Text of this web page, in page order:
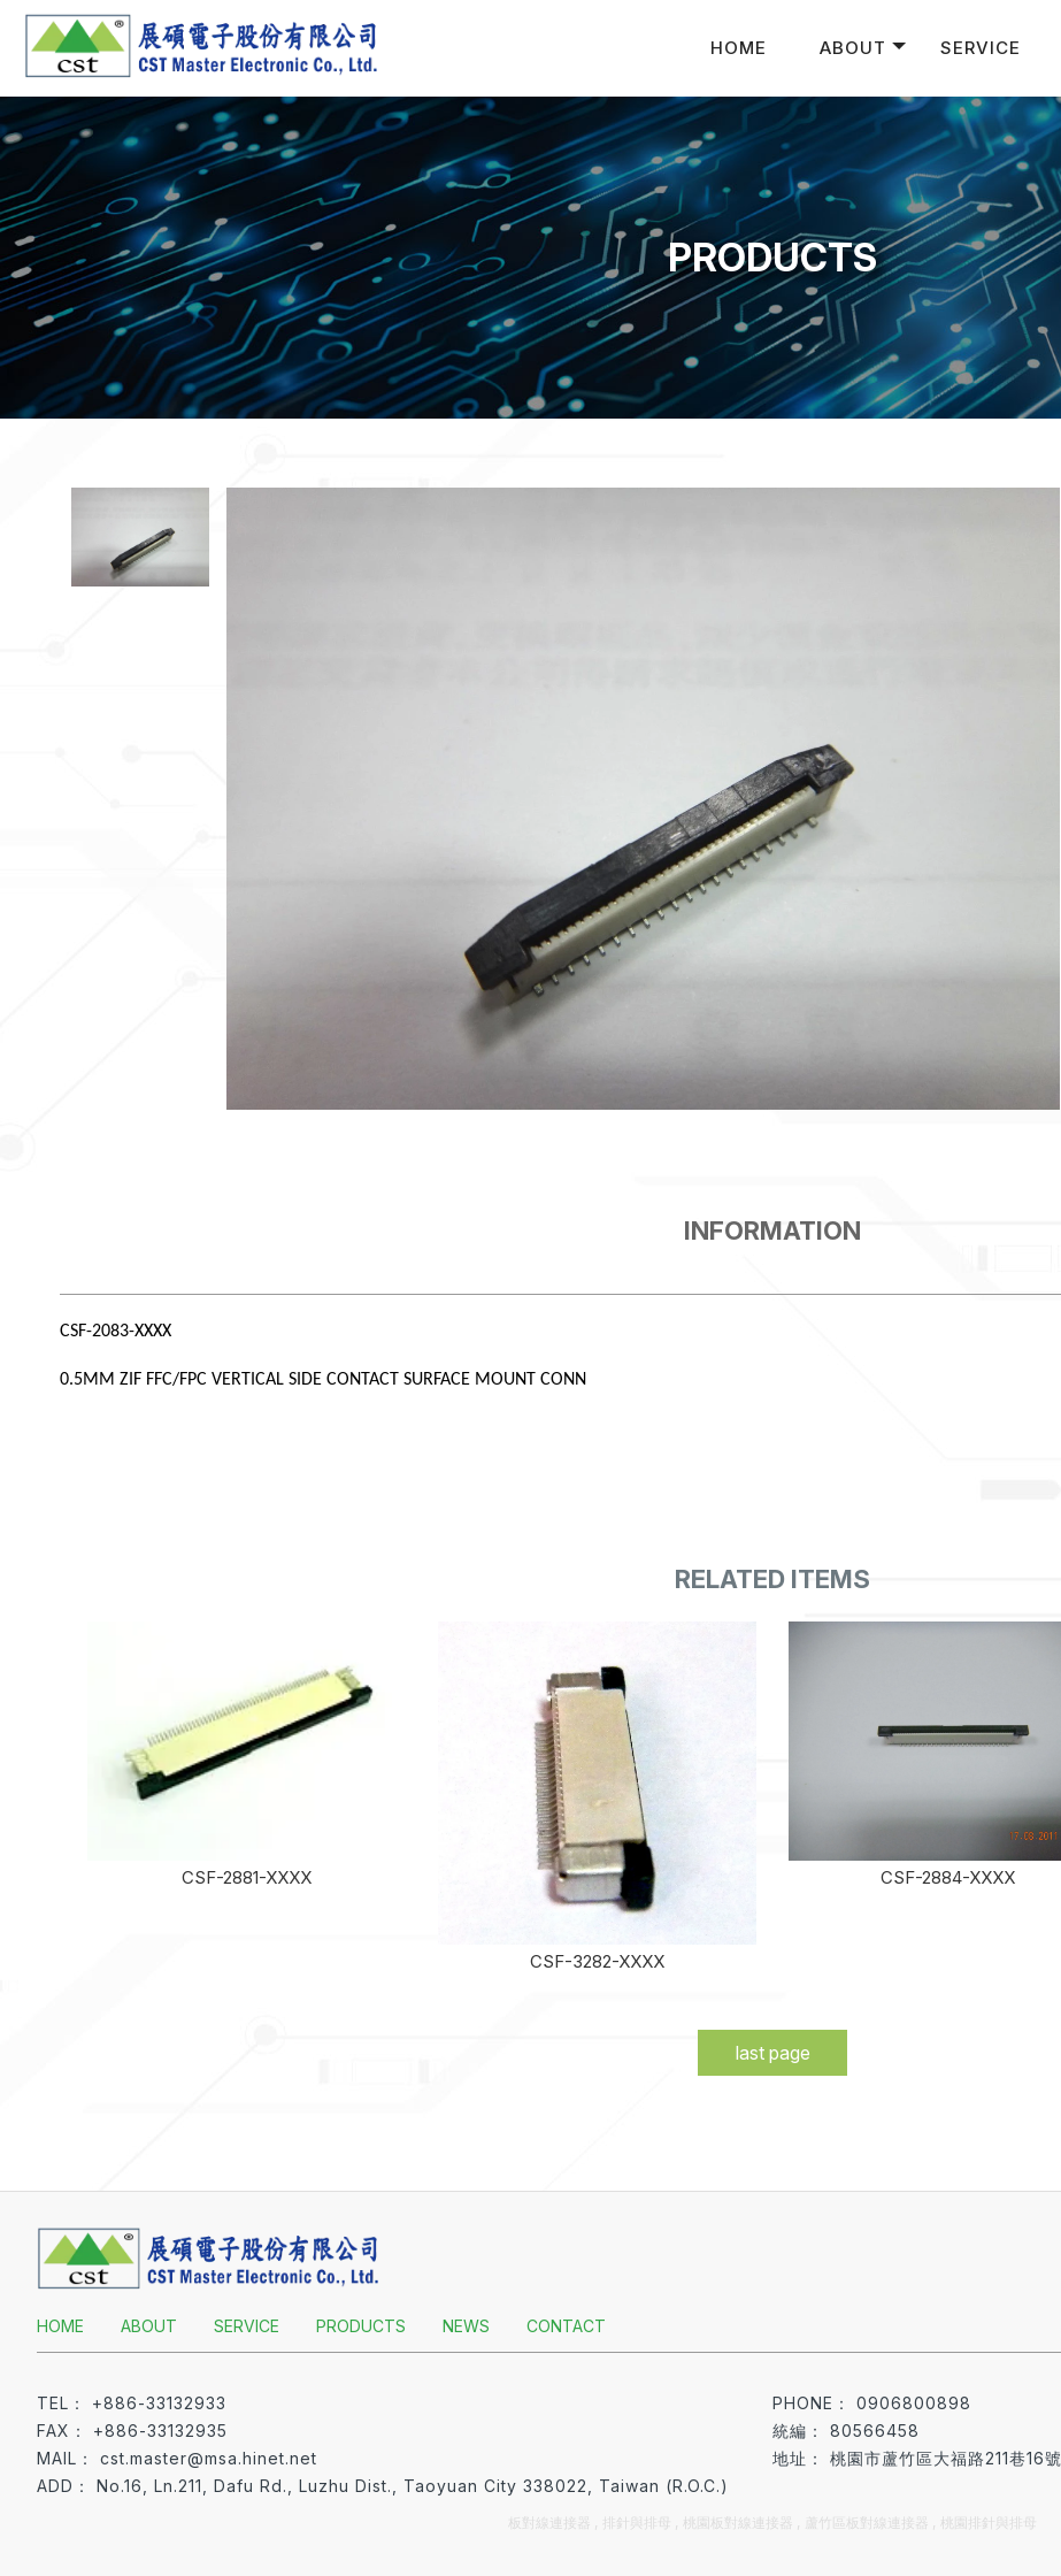
HOME ABOUT SERVICE
PRODUCTS
CSF-2083-XXXX
0.5MM ZIF FFC/FPC VERTICAL SIDE CONTACT SURFACE MOUNT CONN
CSF-2881-XXXX
CSF-3282-XXXX
CSF-2884-XXXX
last page
+886-33132933
0906800898
+886-33132935
80566458
cst.master@msa.hinet.net
桃園市蘆竹區大福路211巷16號
No.16, Ln.211, Dafu Rd., Luzhu Dist., Taoyuan City 338022, Taiwan (R.O.C.)
HOME ABOUT SERVICE PRODUCTS NEWS CONTACT
板對線連接器 排針與排母 桃園板對線連接器 蘆竹區板對線連接器 桃園排針與排母